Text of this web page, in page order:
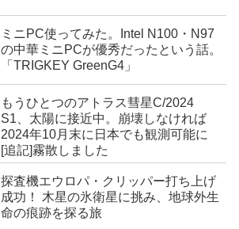
ミニPC使ってみた。Intel N100・N97
の中華ミニPCが優秀だったという話。
「TRIGKEY GreenG4」
もうひとつのアトラス彗星C/2024
S1、太陽に接近中。崩壊しなければ
2024年10月末に日本でも観測可能に
[追記]霧散しました
探査機エウロパ・クリッパー打ち上げ
成功！ 木星の氷衛星に挑み、地球外生
命の痕跡を探る旅